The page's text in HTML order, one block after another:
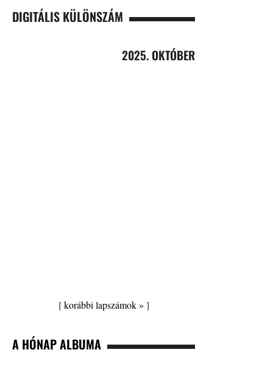
DIGITÁLIS KÜLÖNSZÁM
2025. OKTÓBER
[korábbi lapszámok » ]
A HÓNAP ALBUMA